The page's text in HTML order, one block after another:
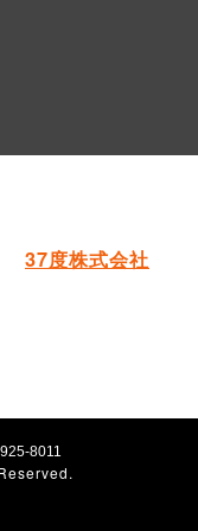
37度株式会社
8011